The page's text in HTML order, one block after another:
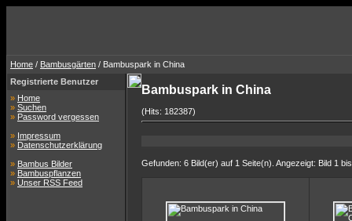
Home / Bambusgärten / Bambuspark in China
Registrierte Benutzer
» Home
» Suchen
» Password vergessen
» Impressum
» Datenschutzerklärung
» Bambus Bilder
» Bambuspflanzen
» Unser RSS Feed
Bambuspark in China
(Hits: 182387)
Gefunden: 6 Bild(er) auf 1 Seite(n). Angezeigt: Bild 1